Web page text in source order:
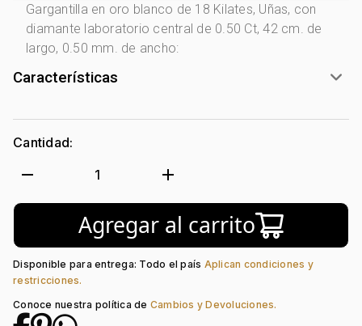
Gargantilla en oro blanco de 18 Kilates, Uñas, con
diamante laboratorio central de 0.50 Ct, 42 cm. de
largo, 0.50 mm. de ancho:
Características
Género: Mujer
Tono Metal:
Metal: Oro 18 Kilates
Uñas
Tipo de Broche: Reasa
Peso piedra central: 0.5 Ct
Piedra central:
Diamante Laboratorio
Cantidad:
remove 1 add
Agregar al carrito
Disponible para entrega: Todo el país Aplican condiciones y
restricciones.
Conoce nuestra política de Cambios y Devoluciones.